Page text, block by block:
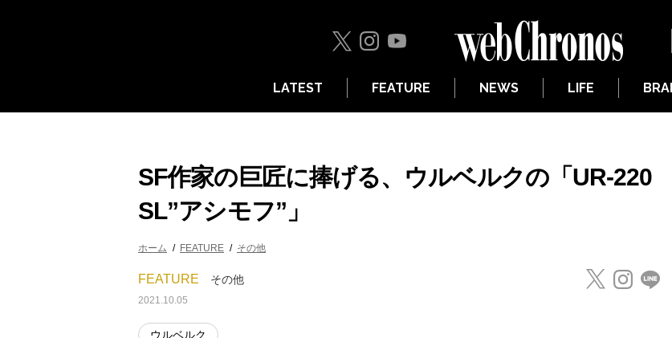
LATEST FEATURE NEWS LIFE
SF作家の巨匠に捧げる、ウルベルクの「UR-220
SL”アシモフ”」
ホーム FEATURE その他
FEATURE その他
2021.10.05
ウルベルク